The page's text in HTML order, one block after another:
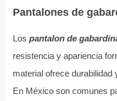
Pantalones de
Los pantalon de
resistencia y apariencia
material ofrece durabilidad
En México son comunes